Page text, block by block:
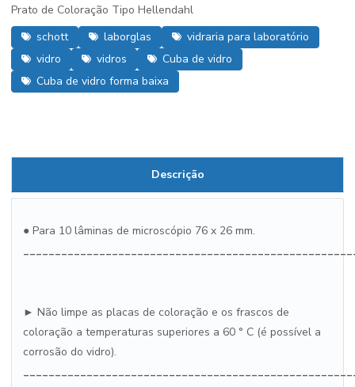
Prato de Coloração Tipo Hellendahl
schott
laborglas
vidraria para laboratório
vidro
vidros
Cuba de vidro
Cuba de vidro forma baixa
Descrição
● Para 10 lâminas de microscópio 76 x 26 mm.
► Não limpe as placas de coloração e os frascos de
coloração a temperaturas superiores a 60 ° C (é possível a
corrosão do vidro).